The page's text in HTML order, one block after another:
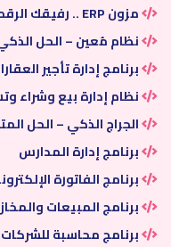
مزون ERP .. رفيقك الرقمي لإدارة أعمالك من مكان واحد
نظام مُعين – الحل
برنامج إدارة تأجير
نظام إدارة بيع وشراء
الجراج الذكي – الحل
برنامج إدارة المدارس
برنامج الفاتورة
برنامج المبيعات
برنامج محاسبة